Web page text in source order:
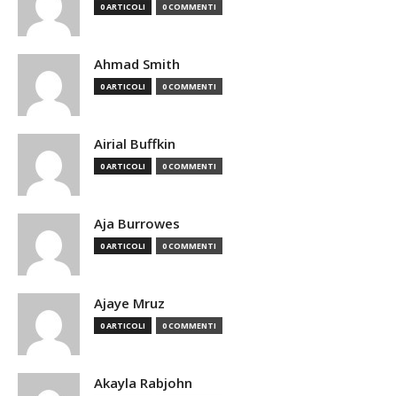
0 ARTICOLI 0 COMMENTI
Ahmad Smith
0 ARTICOLI 0 COMMENTI
Airial Buffkin
0 ARTICOLI 0 COMMENTI
Aja Burrowes
0 ARTICOLI 0 COMMENTI
Ajaye Mruz
0 ARTICOLI 0 COMMENTI
Akayla Rabjohn